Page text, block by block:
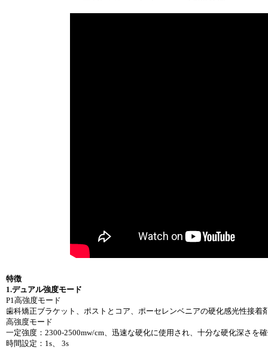
特徴
1.デュアル強度モード
P1高強度モード
歯科矯正ブラケット、ポストとコア、ポーセレンベニアの硬化感光性接着
高強度モード
一定強度：2300-2500mw/cm、迅速な硬化に使用され、十分な硬化深さを
時間設定：1s、 3s